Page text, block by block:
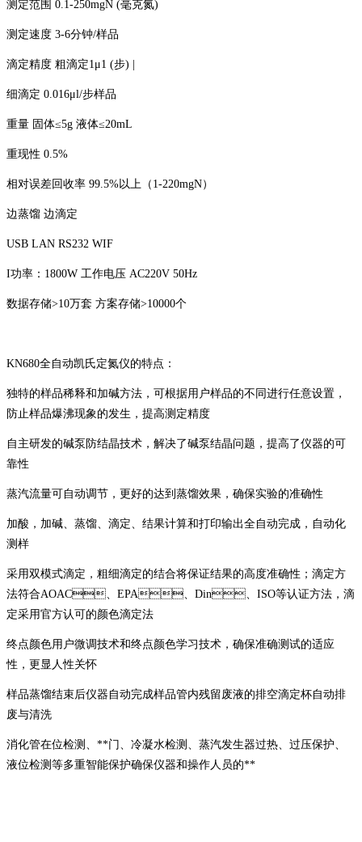
测定范围 0.1-250mgN (毫克氮)
测定速度 3-6分钟/样品
滴定精度 粗滴定1μ1 (步) |
细滴定 0.016μl/步样品
重量 固体≤5g 液体≤20mL
重现性 0.5%
相对误差回收率 99.5%以上（1-220mgN）
边蒸馏 边滴定
USB LAN RS232 WIF
I功率：1800W 工作电压 AC220V 50Hz
数据存储>10万套 方案存储>10000个
KN680全自动凯氏定氮仪的特点：
独特的样品稀释和加碱方法，可根据用户样品的不同进行任意设置，
防止样品爆沸现象的发生，提高测定精度
自主研发的碱泵防结晶技术，解决了碱泵结晶问题，提高了仪器的可
靠性
蒸汽流量可自动调节，更好的达到蒸馏效果，确保实验的准确性
加酸，加碱、蒸馏、滴定、结果计算和打印输出全自动完成，自动化
测样
采用双模式滴定，粗细滴定的结合将保证结果的高度准确性；滴定方
法符合AOAC、EPA、Din、ISO等认证方法，滴
定采用官方认可的颜色滴定法
终点颜色用户微调技术和终点颜色学习技术，确保准确测试的适应
性，更显人性关怀
样品蒸馏结束后仪器自动完成样品管内残留废液的排空滴定杯自动排
废与清洗
消化管在位检测、**门、冷凝水检测、蒸汽发生器过热、过压保护、
液位检测等多重智能保护确保仪器和操作人员的**